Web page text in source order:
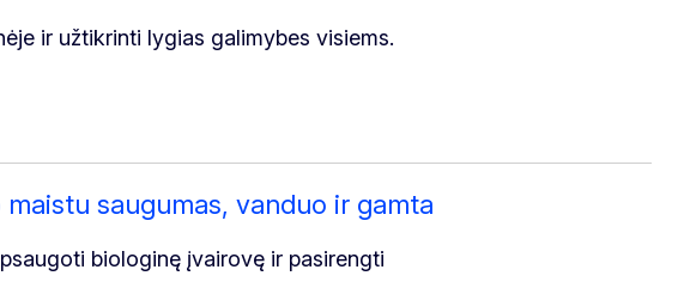
ir užtikrinti lygias galimybes visiems.
saugumas, vanduo ir gamta
biologinę įvairovę ir pasirengti